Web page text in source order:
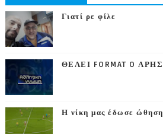
Γιατί ρε φίλε
ΘΕΛΕΙ FORMAT O ΑΡΗΣ
Η νίκη μας έδωσε ώθηση